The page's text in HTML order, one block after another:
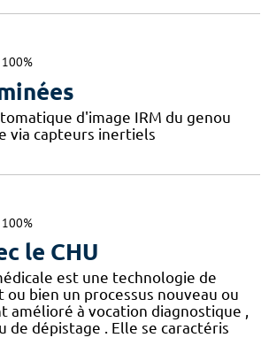
100%
d'image IRM du genou
via capteurs inertiels
100%
le CHU
est une technologie de
ou bien un processus nouveau ou
amélioré à vocation diagnostique ,
de dépistage . Elle se caractéris